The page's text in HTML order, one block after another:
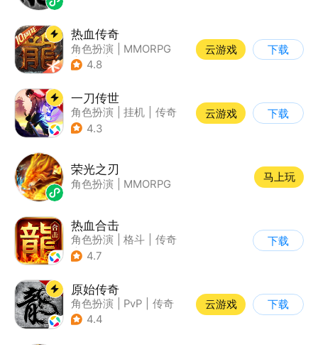
热血传奇
角色扮演
MMORPG
| 传奇
4.8
云游戏 下载
一刀传世
角色扮演 挂机
传奇
| 一刀传世
4.3
云游戏 下载
荣光之刃
角色扮演 MMORPG
马上玩
热血合击
角色扮演 格斗
传奇
| 千人同屏
4.7
下载
原始传奇
角色扮演 PvP
传奇
| 自由交易
4.4
云游戏 下载